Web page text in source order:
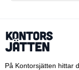
På Kontorsjätten hittar